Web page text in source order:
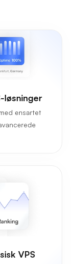
løsninger
ensartet
VPS